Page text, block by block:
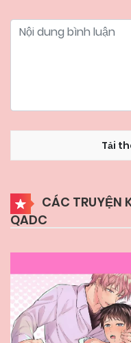
Chapter 2 09/12/2024
Tải
CÁC TRUYỆN
QADC